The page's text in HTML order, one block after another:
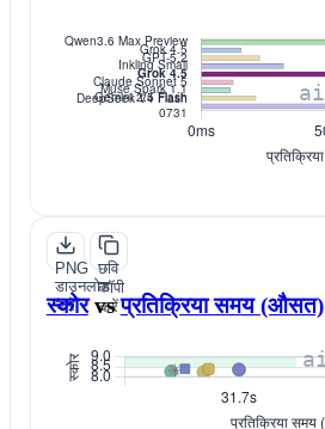
PNG
डाउनलोड
करें
छवि
कॉपी
करें
स्कोर vs प्रतिक्रिया समय (औसत)